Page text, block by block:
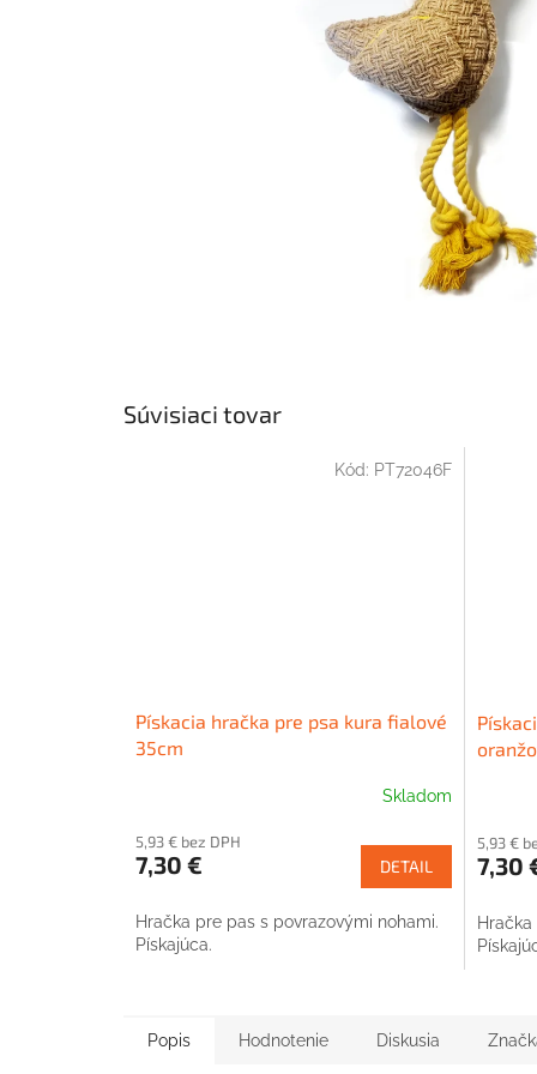
Súvisiaci tovar
Pískacia hračka pre psa kura fialové
35cm
Skladom
5,93 € bez DPH
7,30 € DETAIL
Hračka pre pas s povrazovými nohami.
Pískajúca.
Kód: PT72046F
5,93 €
7,30
Popis Hodnotenie Diskusia